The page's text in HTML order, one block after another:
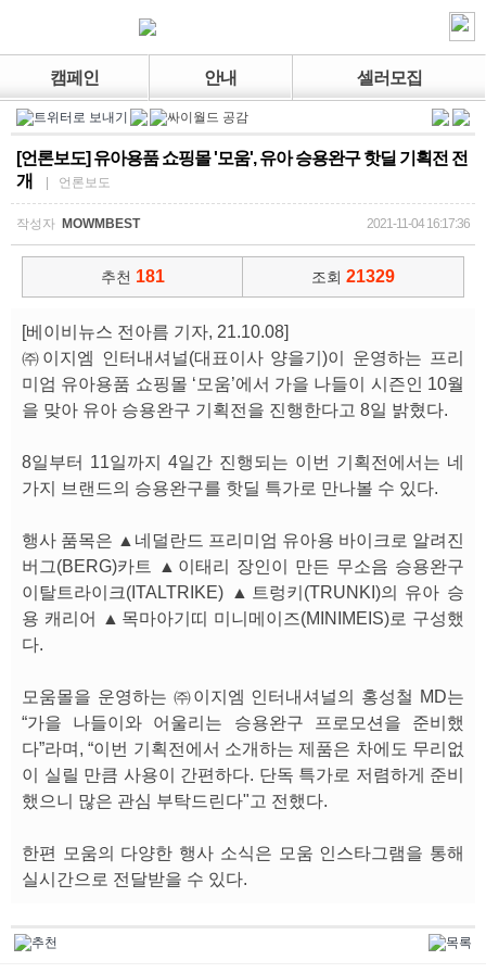
캠페인 안내 셀러모집
[언론보도] 유아용품 쇼핑몰 '모움', 유아 승용완구 핫딜 기획전 전
개
| 언론보도
작성자 MOWMBEST 2021-11-04 16:17:36
추천 181 조회 21329
[베이비뉴스 전아름 기자, 21.10.08]
㈜이지엠 인터내셔널(대표이사 양을기)이 운영하는 프리
미엄 유아용품 쇼핑몰 ‘모움’에서 가을 나들이 시즌인 10월
을 맞아 유아 승용완구 기획전을 진행한다고 8일 밝혔다.
8일부터 11일까지 4일간 진행되는 이번 기획전에서는 네
가지 브랜드의 승용완구를 핫딜 특가로 만나볼 수 있다.
행사 품목은 ▲네덜란드 프리미엄 유아용 바이크로 알려진
버그(BERG)카트 ▲이태리 장인이 만든 무소음 승용완구
이탈트라이크(ITALTRIKE) ▲트렁키(TRUNKI)의 유아 승
용 캐리어 ▲목마아기띠 미니메이즈(MINIMEIS)로 구성했
다.
모움몰을 운영하는 ㈜이지엠 인터내셔널의 홍성철 MD는
“가을 나들이와 어울리는 승용완구 프로모션을 준비했
다”라며, “이번 기획전에서 소개하는 제품은 차에도 무리없
이 실릴 만큼 사용이 간편하다. 단독 특가로 저렴하게 준비
했으니 많은 관심 부탁드린다"고 전했다.
한편 모움의 다양한 행사 소식은 모움 인스타그램을 통해
실시간으로 전달받을 수 있다.